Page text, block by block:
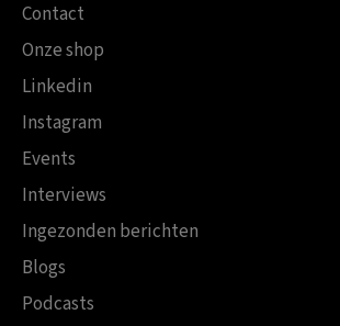
Contact
Onze shop
Linkedin
Instagram
Events
Interviews
Ingezonden berichten
Blogs
Podcasts